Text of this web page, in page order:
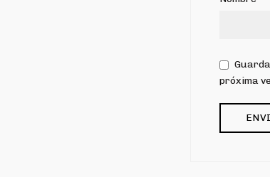
próxima